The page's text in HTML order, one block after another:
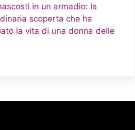
in un armadio: la
scoperta che ha
la vita di una donna delle